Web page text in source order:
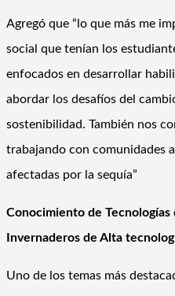
Agregó que “lo que más me
social que tenían los
enfocados en desarrollar
abordar los desafíos del
sostenibilidad. También nos
trabajando con comunidades
afectadas por la sequía”
Conocimiento de
Invernaderos de Alta
Uno de los temas más